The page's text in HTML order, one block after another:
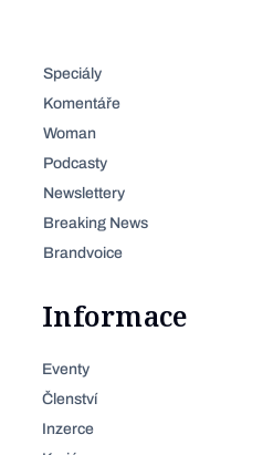
Speciály
Komentáře
Woman
Podcasty
Newslettery
Breaking News
Brandvoice
Informace
Eventy
Členství
Inzerce